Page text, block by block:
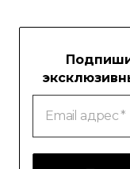
Email
адрес